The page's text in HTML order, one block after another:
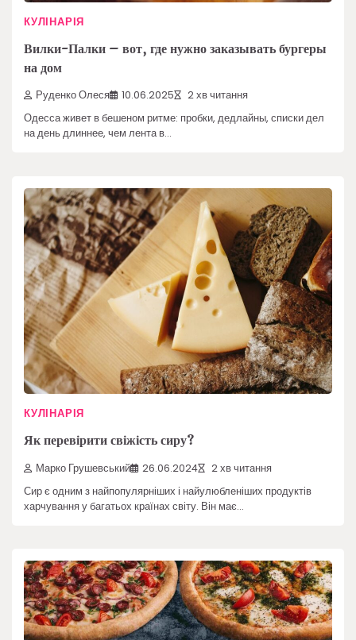
КУЛІНАРІЯ
Вилки-Палки – вот, где нужно заказывать бургеры
на дом
Руденко Олеся 10.06.2025 2 хв читання
Одесса живет в бешеном ритме: пробки, дедлайны, списки дел
на день длиннее, чем лента в…
КУЛІНАРІЯ
Як перевірити свіжість сиру?
Марко Грушевський 26.06.2024 2 хв читання
Сир є одним з найпопулярніших і найулюбленіших продуктів
харчування у багатьох країнах світу. Він має…